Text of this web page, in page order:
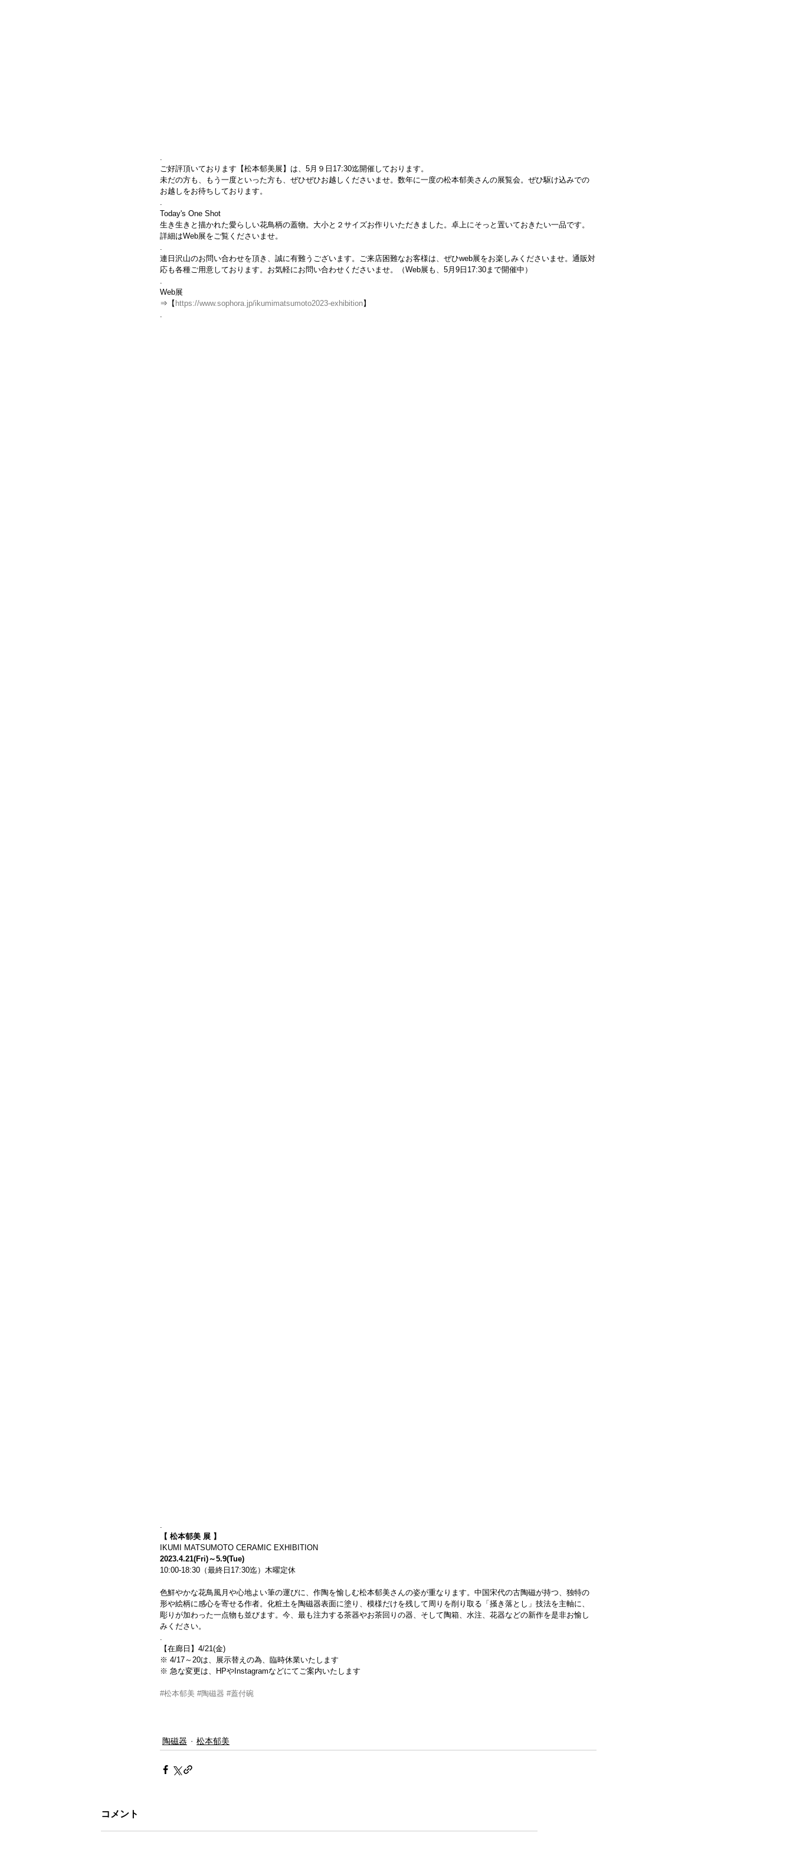
.
ご好評頂いております【松本郁美展】は、5月９日17:30迄開催しております。
未だの方も、もう一度といった方も、ぜひぜひお越しくださいませ。数年に一度の松本郁美さんの展覧会。ぜひ駆け込みでの
お越しをお待ちしております。
.
Today's One Shot
生き生きと描かれた愛らしい花鳥柄の蓋物。大小と２サイズお作りいただきました。卓上にそっと置いておきたい一品です。
詳細はWeb展をご覧くださいませ。
.
連日沢山のお問い合わせを頂き、誠に有難うございます。ご来店困難なお客様は、ぜひweb展をお楽しみくださいませ。通販対
応も各種ご用意しております。お気軽にお問い合わせくださいませ。（Web展も、5月9日17:30まで開催中）
.
Web展
⇒【 https://www.sophora.jp/ikumimatsumoto2023-exhibition】
.
【 松本郁美 展 】
IKUMI MATSUMOTO CERAMIC EXHIBITION
2023.4.21(Fri)～5.9(Tue)
10:00-18:30（最終日17:30迄）木曜定休
色鮮やかな花鳥風月や心地よい筆の運びに、作陶を愉しむ松本郁美さんの姿が重なります。中国宋代の古陶磁が持つ、独特の
形や絵柄に感心を寄せる作者。化粧土を陶磁器表面に塗り、模様だけを残して周りを削り取る「掻き落とし」技法を主軸に、
彫りが加わった一点物も並びます。今、最も注力する茶器やお茶回りの器、そして陶箱、水注、花器などの新作を是非お愉し
みください。
【在廊日】4/21(金)
※ 4/17～20は、展示替えの為、臨時休業いたします
※ 急な変更は、HPやInstagramなどにてご案内いたします
#松本郁美 #陶磁器 #蓋付碗
陶磁器 松本郁美
コメント